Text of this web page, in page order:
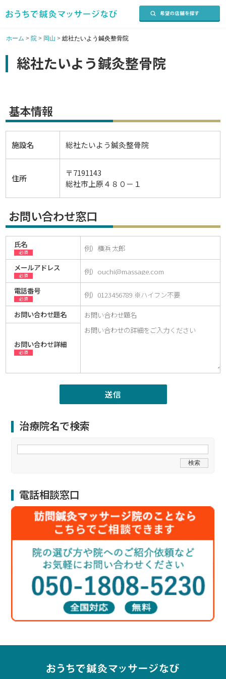
ホーム > 院> 岡山 > 総社たいよう鍼灸整骨院
総社たいよう鍼灸整骨院
基本情報
施設名 総社たいよう鍼灸整骨院
住所
〒7191143
総社市上原４８０－１
お問い合わせ窓口
氏名
必須
メールアドレス
必須
電話番号
必須
お問い合わせ題名
お問い合わせ詳細
必須
治療院名で検索
電話相談窓口